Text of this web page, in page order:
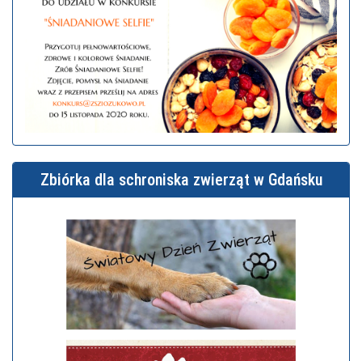
Zbiórka dla schroniska zwierząt w Gdańsku